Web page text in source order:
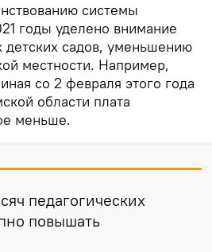
системы
годы уделено внимание
детских садов, уменьшению
местности. Например,
со 2 февраля этого года
области плата
меньше.
педагогических
повышать